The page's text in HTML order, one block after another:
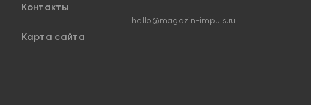
Контакты
Карта сайта
hello@magazin-impuls.ru